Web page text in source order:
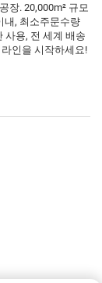
장. 20,000m² 규모
내, 최소주문수량
사용, 전 세계 배송
인을 시작하세요!